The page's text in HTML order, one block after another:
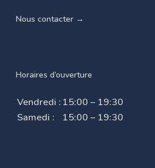
Nous contacter →
Horaires d’ouverture
Vendredi : 15:00 – 19:30
Samedi :
15:00 – 19:30